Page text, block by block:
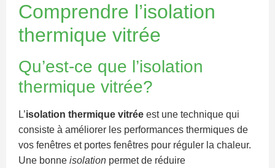
Comprendre l’isolation
thermique vitrée
Qu’est-ce que l’isolation
thermique vitrée?
L’isolation thermique vitrée est une technique qui
consiste à améliorer les performances thermiques de
vos fenêtres et portes fenêtres pour réguler la chaleur.
Une bonne isolation permet de réduire